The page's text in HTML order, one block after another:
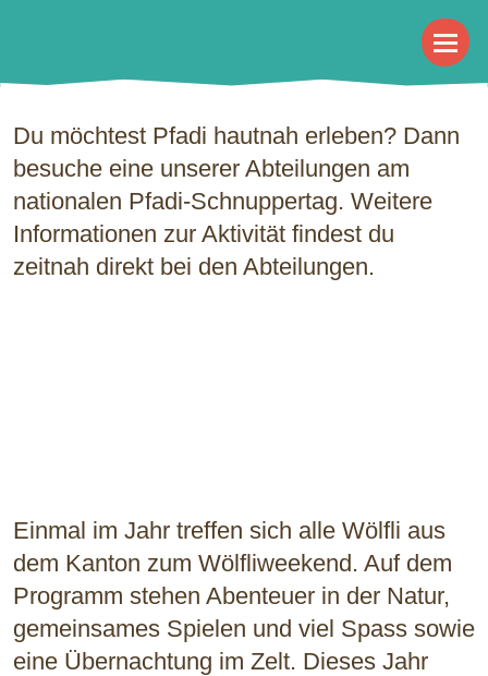
Du möchtest Pfadi hautnah erleben? Dann
besuche eine unserer Abteilungen am
nationalen Pfadi-Schnuppertag. Weitere
Informationen zur Aktivität findest du
zeitnah direkt bei den Abteilungen.
Einmal im Jahr treffen sich alle Wölfli aus
dem Kanton zum Wölfliweekend. Auf dem
Programm stehen Abenteuer in der Natur,
gemeinsames Spielen und viel Spass sowie
eine Übernachtung im Zelt. Dieses Jahr